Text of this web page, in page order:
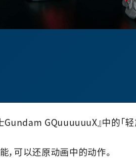
Gundam GQuuuuuuX』中的「轻
，可以还原动画中的动作。